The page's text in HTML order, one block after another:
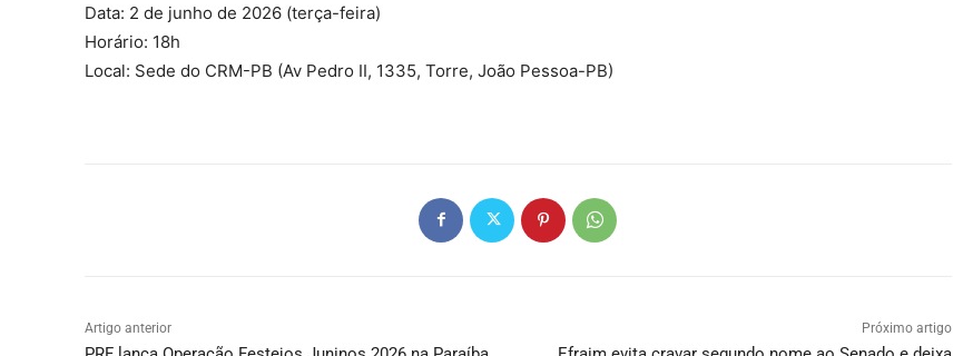
Data: 2 de junho de 2026 (terça-feira)
Horário: 18h
Local: Sede do CRM-PB (Av Pedro II, 1335, Torre, João Pessoa-PB)
Artigo anterior Próximo artigo